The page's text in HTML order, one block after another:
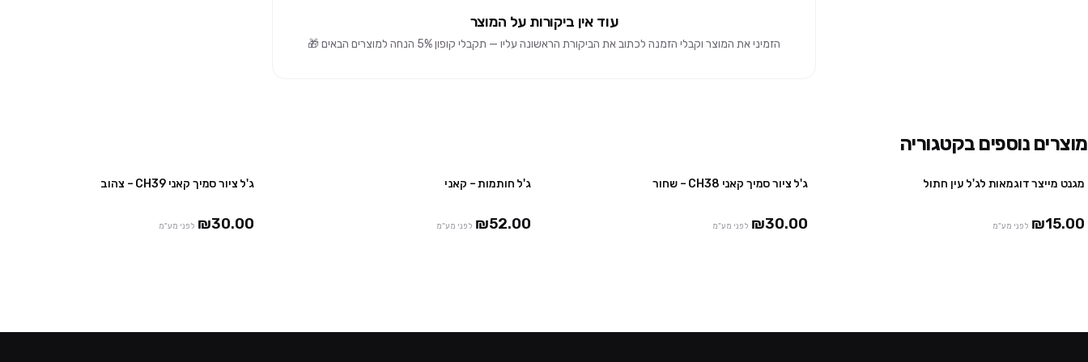
עוד אין ביקורות על המוצר
הזמיני את המוצר וקבלי הזמנה לכתוב את הביקורת הראשונה עליו — תקבלי קופון 5% הנחה למוצרים הבאים 🎁
מוצרים נוספים בקטגוריה
מגנט מייצר דוגמאות לג'ל עין חתול
₪15.00 לפני מע"מ
ג'ל ציור סמיך קאני CH38 – שחור
₪30.00 לפני מע"מ
ג'ל חותמות – קאני
₪52.00 לפני מע"מ
ג'ל ציור סמיך קאני CH39 – צהוב
₪30.00 לפני מע"מ